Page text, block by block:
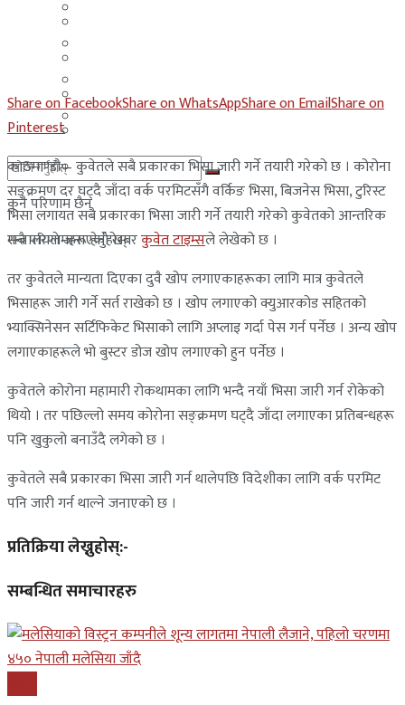
साउदी अरब
कुनै परिणाम छैन
सबै परिणामहरू हेर्नुहोस्
युएई
साउदी अरब
Share on FacebookShare on WhatsAppShare on EmailShare on
Pinterest
काठमाण्डौ – कुवेतले सबै प्रकारका भिसा जारी गर्ने तयारी गरेको छ । कोरोना
सङ्क्रमण दर घट्दै जाँदा वर्क परमिटसँगै वर्किङ भिसा, बिजनेस भिसा, टुरिस्ट
भिसा लगायत सबै प्रकारका भिसा जारी गर्ने तयारी गरेको कुवेतको आन्तरिक
मन्त्रालयले जनाएको खबरकुवेत टाइम्सले लेखेको छ ।
तर कुवेतले मान्यता दिएका दुवै खोप लगाएकाहरूका लागि मात्र कुवेतले
भिसाहरू जारी गर्ने सर्त राखेको छ । खोप लगाएको क्युआरकोड सहितको
भ्याक्सिनेसन सर्टिफिकेट भिसाको लागि अप्लाइ गर्दा पेस गर्न पर्नेछ । अन्य खोप
लगाएकाहरूले भो बुस्टर डोज खोप लगाएको हुन पर्नेछ ।
कुवेतले कोरोना महामारी रोकथामका लागि भन्दै नयाँ भिसा जारी गर्न रोकेको
थियो । तर पछिल्लो समय कोरोना सङ्क्रमण घट्दै जाँदा लगाएका प्रतिबन्धहरू
पनि खुकुलो बनाउँदै लगेको छ ।
कुवेतले सबै प्रकारका भिसा जारी गर्न थालेपछि विदेशीका लागि वर्क परमिट
पनि जारी गर्न थाल्ने जनाएको छ ।
प्रतिक्रिया लेख्नुहोस्:-
सम्बन्धित समाचारहरु